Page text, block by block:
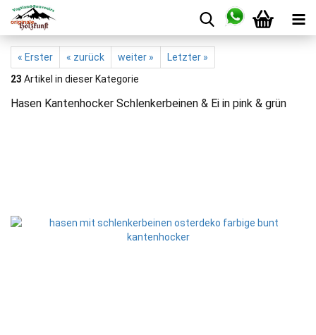
« Erster « zurück weiter »
Letzter »
23 Artikel in dieser Kategorie
Hasen Kantenhocker Schlenkerbeinen & Ei in pink & grün